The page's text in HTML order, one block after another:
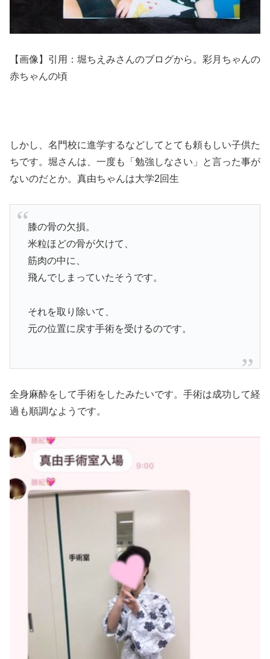
【画像】引用：堀ちえみさんのブログから。彩月ちゃんの
赤ちゃんの頃
しかし、名門校に進学するなどしてとても頼もしい子供た
ちです。堀さんは、一度も「勉強しなさい」と言った事が
ないのだとか。真由ちゃんは大学2回生
膝の骨の欠損。
米粒ほどの骨が欠けて、
筋肉の中に、
飛んでしまっていたそうです。
それを取り除いて、
元の位置に戻す手術を受けるのです。
全身麻酔をして手術をしたみたいです。手術は成功して経
過も順調なようです。